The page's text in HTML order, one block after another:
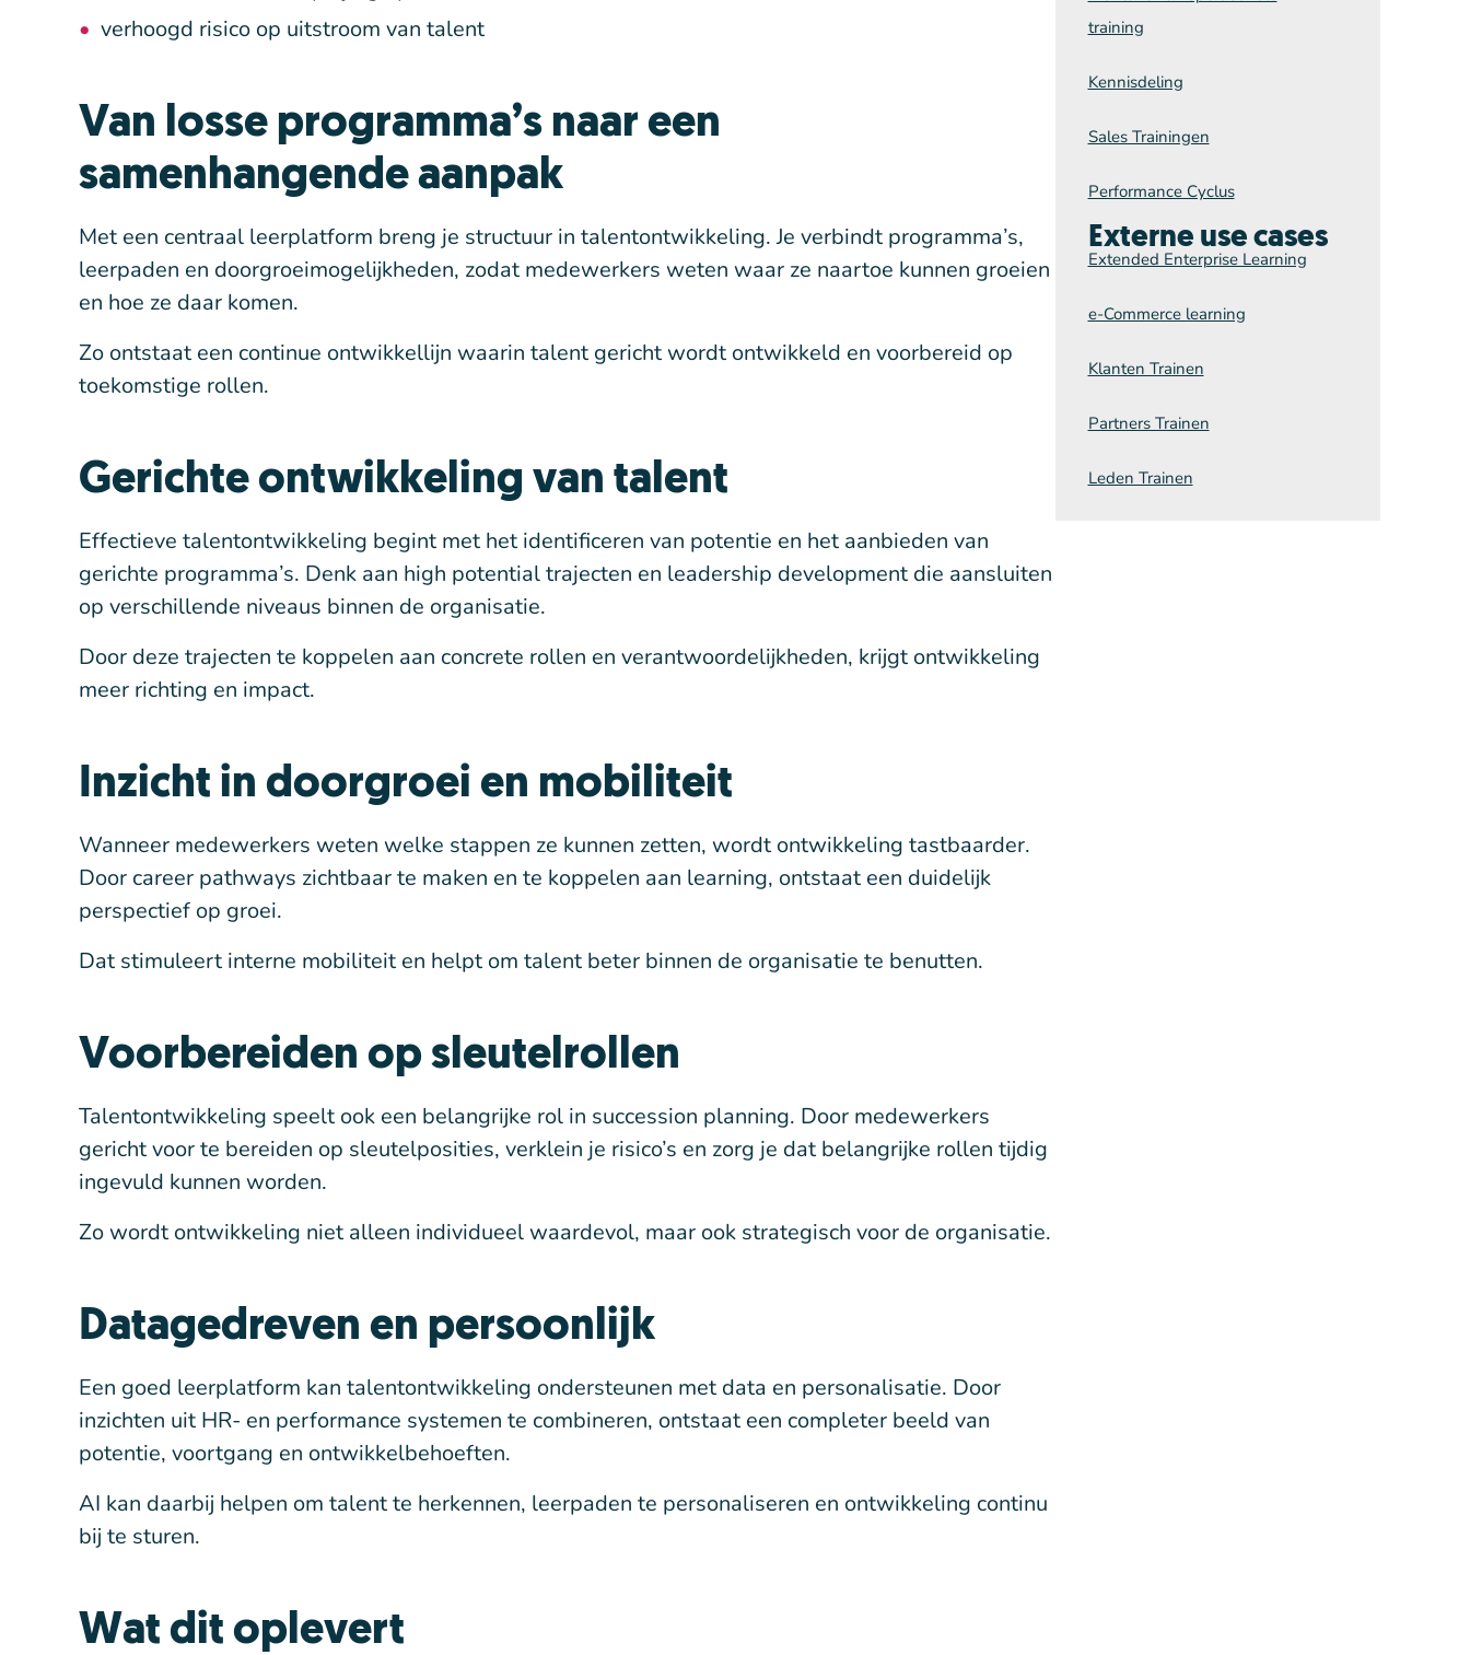
verhoogd risico op uitstroom van talent
Van losse programma’s naar een
samenhangende aanpak
Met een centraal leerplatform breng je structuur in talentontwikkeling. Je verbindt programma’s,
leerpaden en doorgroeimogelijkheden, zodat medewerkers weten waar ze naartoe kunnen groeien
en hoe ze daar komen.
Zo ontstaat een continue ontwikkellijn waarin talent gericht wordt ontwikkeld en voorbereid op
toekomstige rollen.
Gerichte ontwikkeling van talent
Effectieve talentontwikkeling begint met het identificeren van potentie en het aanbieden van
gerichte programma’s. Denk aan high potential trajecten en leadership development die aansluiten
op verschillende niveaus binnen de organisatie.
Door deze trajecten te koppelen aan concrete rollen en verantwoordelijkheden, krijgt ontwikkeling
meer richting en impact.
Inzicht in doorgroei en mobiliteit
Wanneer medewerkers weten welke stappen ze kunnen zetten, wordt ontwikkeling tastbaarder.
Door career pathways zichtbaar te maken en te koppelen aan learning, ontstaat een duidelijk
perspectief op groei.
Dat stimuleert interne mobiliteit en helpt om talent beter binnen de organisatie te benutten.
Voorbereiden op sleutelrollen
Talentontwikkeling speelt ook een belangrijke rol in succession planning. Door medewerkers
gericht voor te bereiden op sleutelposities, verklein je risico’s en zorg je dat belangrijke rollen tijdig
ingevuld kunnen worden.
Zo wordt ontwikkeling niet alleen individueel waardevol, maar ook strategisch voor de organisatie.
Datagedreven en persoonlijk
Een goed leerplatform kan talentontwikkeling ondersteunen met data en personalisatie. Door
inzichten uit HR- en performance systemen te combineren, ontstaat een completer beeld van
potentie, voortgang en ontwikkelbehoeften.
AI kan daarbij helpen om talent te herkennen, leerpaden te personaliseren en ontwikkeling continu
bij te sturen.
Wat dit oplevert
training
Kennisdeling
Sales Trainingen
Performance Cyclus
Externe use cases
Extended Enterprise Learning
e-Commerce learning
Klanten Trainen
Partners Trainen
Leden Trainen